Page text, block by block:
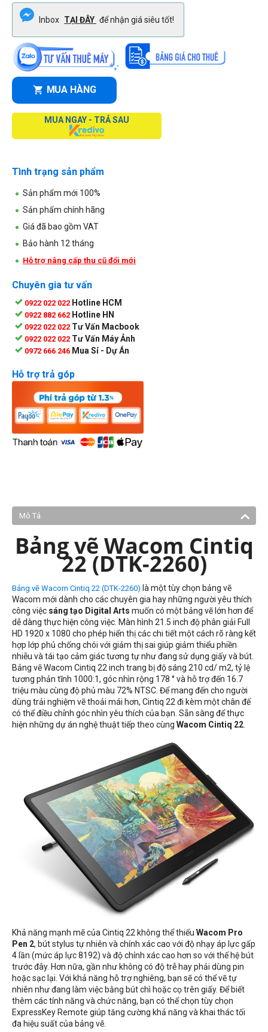
Inbox TẠI ĐÂY để nhận giá siêu tốt!
MUA HÀNG
MUA NGAY - TRẢ SAU
Tình trạng sản phẩm
Sản phẩm mới 100%
Sản phẩm chính hãng
Giá đã bao gồm VAT
Bảo hành 12 tháng
Hỗ trợ nâng cấp thu cũ đổi mới
Chuyên gia tư vấn
0922 022 022 Hotline HCM
0922 882 662 Hotline HN
0922 022 022 Tư Vấn Macbook
0922 022 022 Tư Vấn Máy Ảnh
0972 666 246 Mua Sỉ - Dự Án
Hỗ trợ trả góp
Mô Tả
Bảng vẽ Wacom Cintiq
22 (DTK-2260)
Bảng vẽ Wacom Cintiq 22 (DTK-2260) là một tùy chọn bảng vẽ
Wacom mới dành cho các chuyên gia hay những người yêu thích
công việc sáng tạo Digital Arts muốn có một bảng vẽ lớn hơn để
dễ dàng thực hiện công việc. Màn hình 21.5 inch độ phân giải Full
HD 1920 x 1080 cho phép hiển thị các chi tiết một cách rõ ràng kết
hợp lớp phủ chống chói với giảm thị sai giúp giảm thiểu phiền
nhiễu và tái tạo cảm giác tương tự như đang sử dụng giấy và bút.
Bảng vẽ Wacom Cintiq 22 inch trang bị độ sáng 210 cd/ m2, tỷ lệ
tương phản tĩnh 1000:1, góc nhìn rộng 178 ° và hỗ trợ đến 16.7
triệu màu cùng độ phủ màu 72% NTSC. Để mang đến cho người
dùng trải nghiệm vẽ thoải mái hơn, Cintiq 22 đi kèm một chân đế
có thể điều chỉnh góc nhìn yêu thích của bạn. Sẵn sàng để thực
hiện những dự án nghệ thuật tiếp theo cùng Wacom Cintiq 22
Khả năng mạnh mẽ của Cintiq 22 không thể thiếu Wacom Pro
Pen 2, bút stylus tự nhiên và chính xác cao với độ nhạy áp lực gấp
4 lần (mức áp lực 8192) và độ chính xác cao hơn so với thế hệ bút
trước đây. Hơn nữa, gần như không có độ trễ hay phải dùng pin
hoặc sạc lại. Với khả năng hỗ trợ nghiêng, bạn sẽ có thể vẽ tự
nhiên như đang làm việc bằng bút chì hoặc cọ trên giấy. Để biết
thêm các tính năng và chức năng, bạn có thể chọn tùy chọn
ExpressKey Remote giúp tăng cường khả năng và khai thác tối
đa hiệu suất của bảng vẽ.